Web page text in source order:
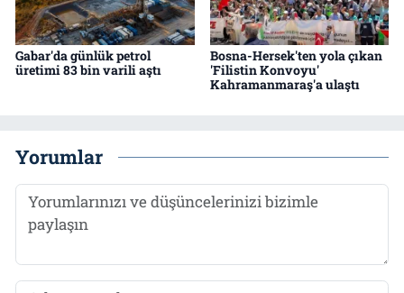
Gabar'da günlük petrol
üretimi 83 bin varili aştı
Bosna-Hersek'ten yola çıkan
'Filistin Konvoyu'
Kahramanmaraş'a ulaştı
Yorumlar